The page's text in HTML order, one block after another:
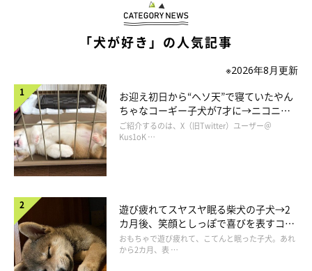
「犬が好き」の人気記事
※2026年8月更新
お迎え初日から“ヘソ天”で寝ていたやん
ちゃなコーギー子犬が7才に→ニコニ
コ“コーギースマイル”が魅力のコに成
長！
ご紹介するのは、X（旧Twitter）ユーザー＠
Kus1oK …
遊び疲れてスヤスヤ眠る柴犬の子犬→2
カ月後、笑顔としっぽで喜びを表すコに
成長！
おもちゃで遊び疲れて、こてんと眠った子犬。あれ
から2カ月、表 …